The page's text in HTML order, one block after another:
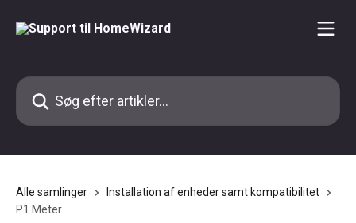
Søg efter artikler...
Alle samlinger
Installation af enheder samt kompatibilitet
P1 Meter